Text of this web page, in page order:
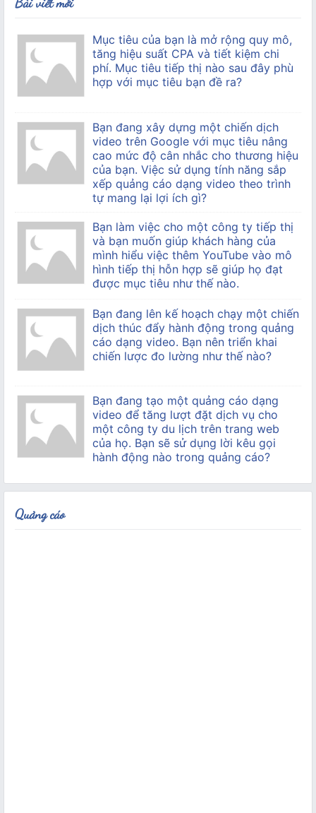
Mục tiêu của bạn là mở rộng quy mô,
tăng hiệu suất CPA và tiết kiệm chi
phí. Mục tiêu tiếp thị nào sau đây phù
hợp với mục tiêu bạn đề ra?
Bạn đang xây dựng một chiến dịch
video trên Google với mục tiêu nâng
cao mức độ cân nhắc cho thương hiệu
của bạn. Việc sử dụng tính năng sắp
xếp quảng cáo dạng video theo trình
tự mang lại lợi ích gì?
Bạn làm việc cho một công ty tiếp thị
và bạn muốn giúp khách hàng của
mình hiểu việc thêm YouTube vào mô
hình tiếp thị hỗn hợp sẽ giúp họ đạt
được mục tiêu như thế nào.
Bạn đang lên kế hoạch chạy một chiến
dịch thúc đẩy hành động trong quảng
cáo dạng video. Bạn nên triển khai
chiến lược đo lường như thế nào?
Bạn đang tạo một quảng cáo dạng
video để tăng lượt đặt dịch vụ cho
một công ty du lịch trên trang web
của họ. Bạn sẽ sử dụng lời kêu gọi
hành động nào trong quảng cáo?
Quảng cáo